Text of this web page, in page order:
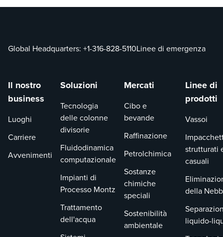
Global Headquarters: +1-316-828-5110Linee di emergenza
Il nostro
business
Luoghi
Carriere
Avvenimenti
Soluzioni
Tecnologia
delle colonne
divisorie
Fluidodinamica
computazionale
Impianti di
Processo Montz
Trattamento
dell'acqua
Mercati
Cibo e
bevande
Raffinazione
Petrolchimica
Sostanze
chimiche
speciali
Sostenibilità
ambientale
Linee di
prodotti
Vassoi
strutturati
casuali
della
liquido-